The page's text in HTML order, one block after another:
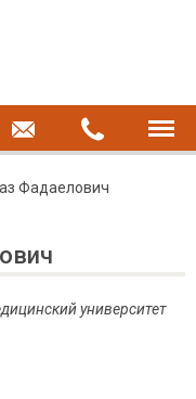
Фадаелович
университет